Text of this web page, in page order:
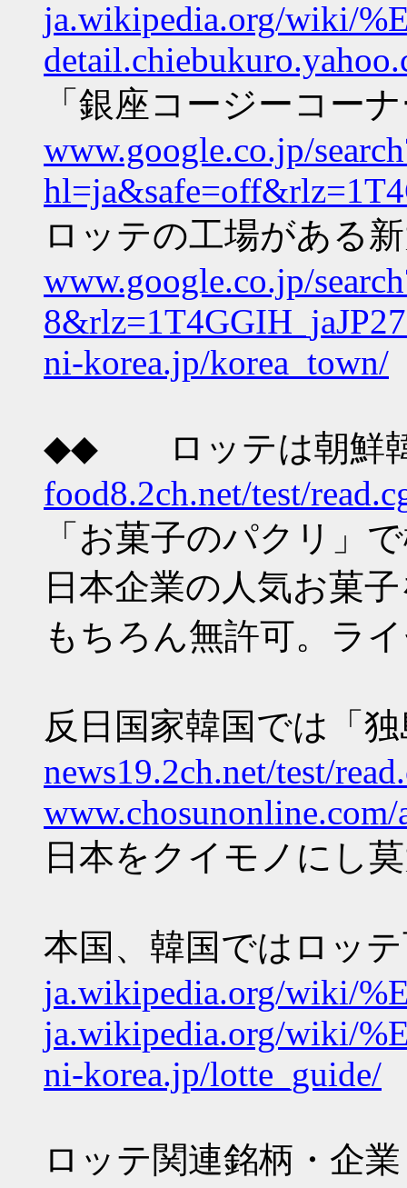
ja.wikipedia.org/wiki/
「銀座コージーコー
www.google.co.jp/
ロッテの工場がある
www.google.co.jp/
ni-korea.jp/korea_town/
◆◆ ロッテは朝
food8.2ch.net/test/
「お菓子のパクリ」
日本企業の人気お菓
もちろん無許可。ラ
反日国家韓国では「
news19.2ch.net/test/
日本をクイモノにし
本国、韓国ではロッ
ja.wikipedia.org/wiki/
ja.wikipedia.org/wiki/
ni-korea.jp/lotte_guide/
ロッテ関連銘柄・企